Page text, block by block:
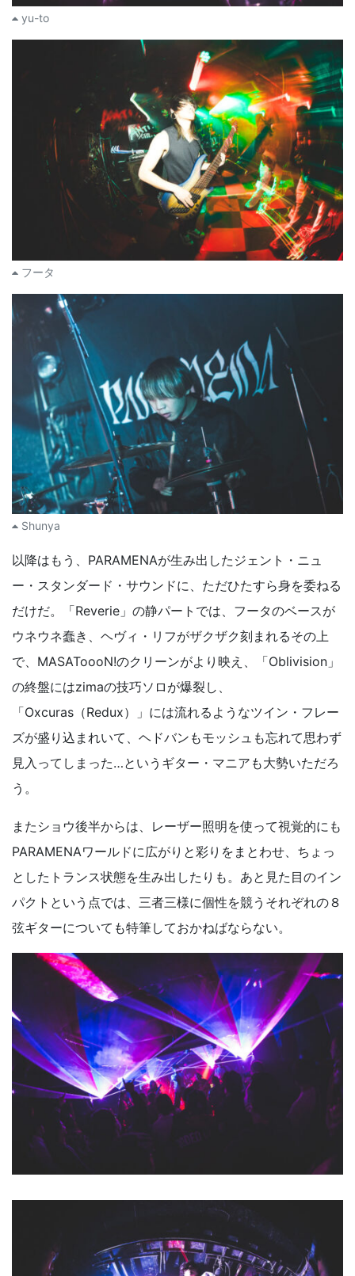
yu-to
フータ
Shunya
以降はもう、PARAMENAが生み出したジェント・ニュ
ー・スタンダード・サウンドに、ただひたすら身を委ねる
だけだ。「Reverie」の静パートでは、フータのベースが
ウネウネ蠢き、ヘヴィ・リフがザクザク刻まれるその上
で、MASAToooN!のクリーンがより映え、「Oblivision」
の終盤にはzimaの技巧ソロが爆裂し、
「Oxcuras（Redux）」には流れるようなツイン・フレー
ズが盛り込まれいて、ヘドバンもモッシュも忘れて思わず
見入ってしまった…というギター・マニアも大勢いただろ
う。
またショウ後半からは、レーザー照明を使って視覚的にも
PARAMENAワールドに広がりと彩りをまとわせ、ちょっ
としたトランス状態を生み出したりも。あと見た目のイン
パクトという点では、三者三様に個性を競うそれぞれの８
弦ギターについても特筆しておかねばならない。